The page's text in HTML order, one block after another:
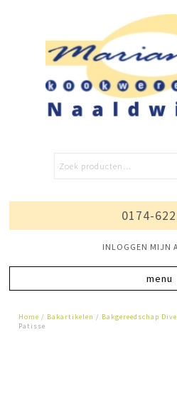
0174-
INLOGGEN MIJN
Home / Bakartikelen / Bakgereedschap
Patisse